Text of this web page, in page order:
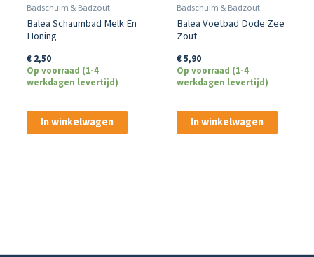
Badschuim & Badzout
Balea Schaumbad Melk En
Honing
€2,50
Op voorraad (1-4
werkdagen levertijd)
In winkelwagen
Badschuim & Badzout
Balea Voetbad Dode Zee
Zout
€5,90
Op voorraad (1-4
werkdagen levertijd)
In winkelwagen